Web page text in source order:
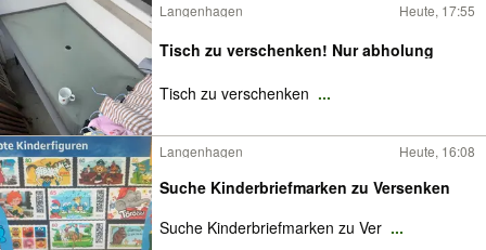
Langenhagen Heute, 17:55
Tisch zu verschenken! Nur abholung
Tisch zu verschenken ...
Langenhagen Heute, 16:08
Suche Kinderbriefmarken zu Versenken
Suche Kinderbriefmarken zu Ver ...